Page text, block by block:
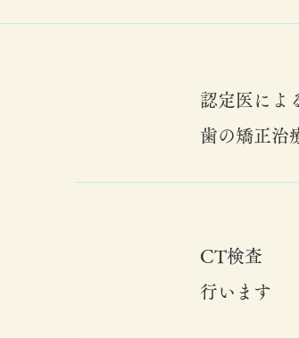
認定医によ
歯の矯正治
CT検査
行います